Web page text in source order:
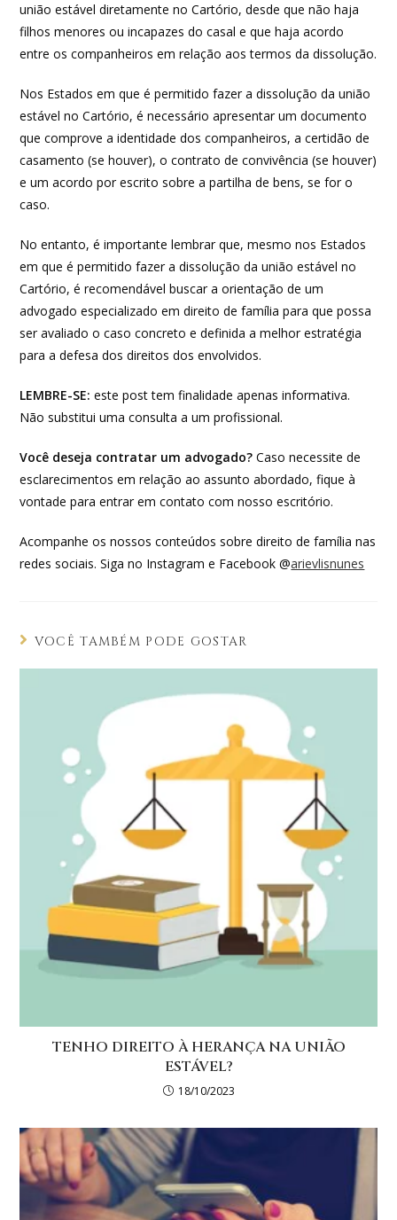
união estável diretamente no Cartório, desde que não haja
filhos menores ou incapazes do casal e que haja acordo
entre os companheiros em relação aos termos da dissolução.
Nos Estados em que é permitido fazer a dissolução da união
estável no Cartório, é necessário apresentar um documento
que comprove a identidade dos companheiros, a certidão de
casamento (se houver), o contrato de convivência (se houver)
e um acordo por escrito sobre a partilha de bens, se for o
caso.
No entanto, é importante lembrar que, mesmo nos Estados
em que é permitido fazer a dissolução da união estável no
Cartório, é recomendável buscar a orientação de um
advogado especializado em direito de família para que possa
ser avaliado o caso concreto e definida a melhor estratégia
para a defesa dos direitos dos envolvidos.
LEMBRE-SE: este post tem finalidade apenas informativa.
Não substitui uma consulta a um profissional.
Você deseja contratar um advogado? Caso necessite de
esclarecimentos em relação ao assunto abordado, fique à
vontade para entrar em contato com nosso escritório.
Acompanhe os nossos conteúdos sobre direito de família nas
redes sociais. Siga no Instagram e Facebook @arievlisnunes
VOCÊ TAMBÉM PODE GOSTAR
TENHO DIREITO À HERANÇA NA UNIÃO
ESTÁVEL?
18/10/2023